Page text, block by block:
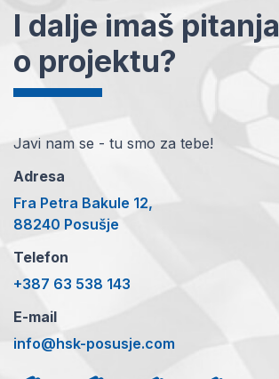
I dalje imaš pitanja
o projektu?
Javi nam se - tu smo za tebe!
Adresa
Fra Petra Bakule 12,
88240 Posušje
Telefon
+387 63 538 143
E-mail
info@hsk-posusje.com